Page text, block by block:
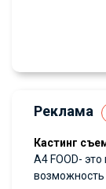
Реклама
Кастинг
А4 FOOD-
возможность